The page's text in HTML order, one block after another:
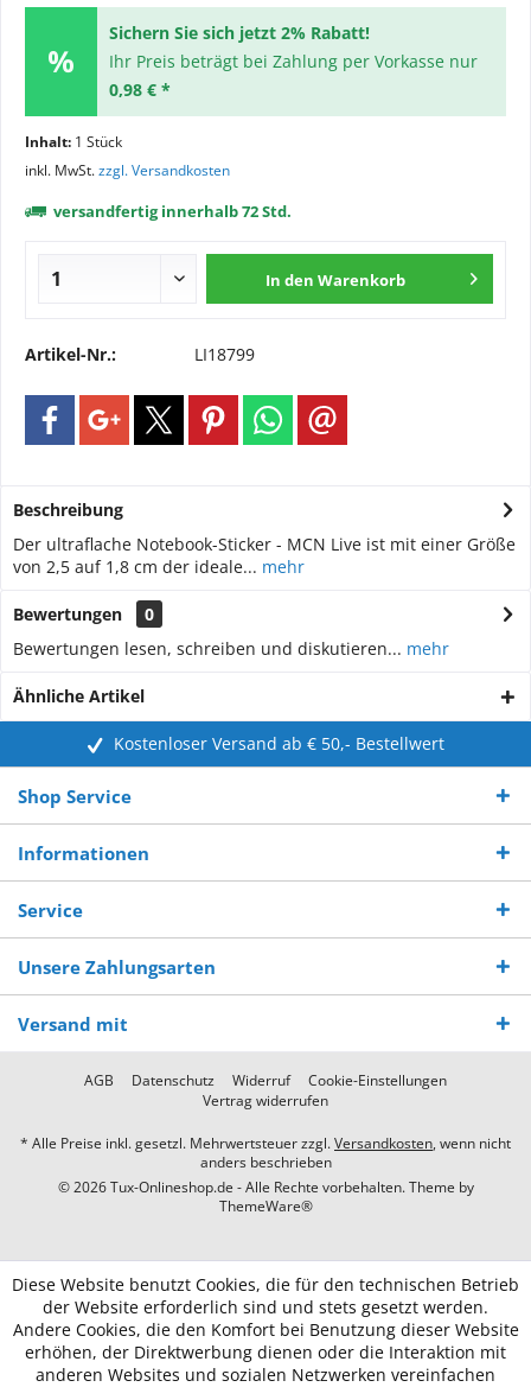
Sichern Sie sich jetzt 2% Rabatt!
Ihr Preis beträgt bei Zahlung per Vorkasse nur
0,98 € *
Inhalt: 1 Stück
inkl. MwSt.zzgl. Versandkosten
versandfertig innerhalb 72 Std.
In den Warenkorb
Artikel-Nr.: LI18799
Beschreibung
Der ultraflache Notebook-Sticker - MCN Live ist mit einer Größe
von 2,5 auf 1,8 cm der ideale... mehr
Bewertungen
0
Bewertungen lesen, schreiben und diskutieren... mehr
Ähnliche Artikel
Kostenloser Versand ab € 50,- Bestellwert
Shop Service
Informationen
Service
Unsere Zahlungsarten
Versand mit
AGB Datenschutz Widerruf
Cookie-Einstellungen
Vertrag widerrufen
* Alle Preise inkl. gesetzl. Mehrwertsteuer zzgl.Versandkosten, wenn nicht
anders beschrieben
© 2026 Tux-Onlineshop.de - Alle Rechte vorbehalten. Theme by
ThemeWare®
Diese Website benutzt Cookies, die für den technischen Betrieb
der Website erforderlich sind und stets gesetzt werden.
Andere Cookies, die den Komfort bei Benutzung dieser Website
erhöhen, der Direktwerbung dienen oder die Interaktion mit
anderen Websites und sozialen Netzwerken vereinfachen